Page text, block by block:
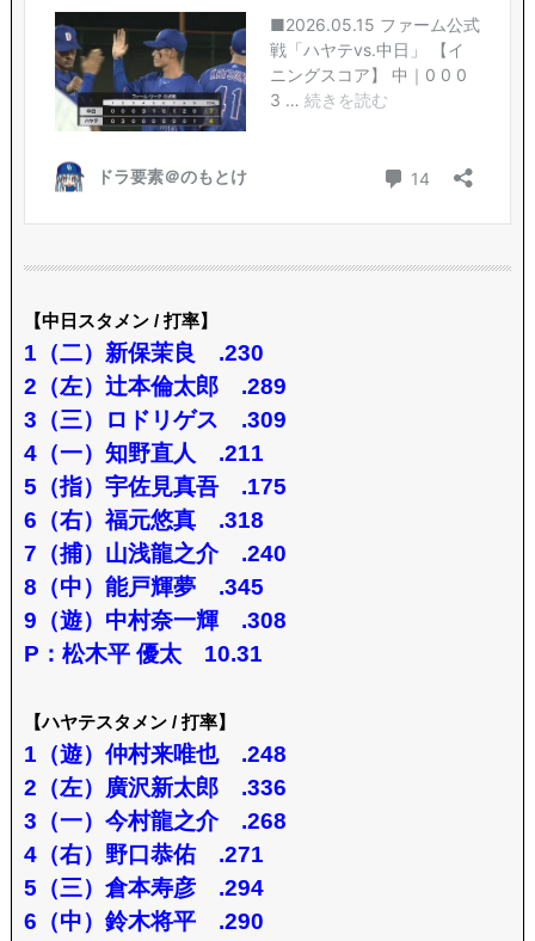
【中日スタメン / 打率】
1（二）新保茉良 .230
2（左）辻本倫太郎 .289
3（三）ロドリゲス .309
4（一）知野直人 .211
5（指）宇佐見真吾 .175
6（右）福元悠真 .318
7（捕）山浅龍之介 .240
8（中）能戸輝夢 .345
9（遊）中村奈一輝 .308
P：松木平 優太 10.31
【ハヤテスタメン / 打率】
1（遊）仲村来唯也 .248
2（左）廣沢新太郎 .336
3（一）今村龍之介 .268
4（右）野口恭佑 .271
5（三）倉本寿彦 .294
6（中）鈴木将平 .290